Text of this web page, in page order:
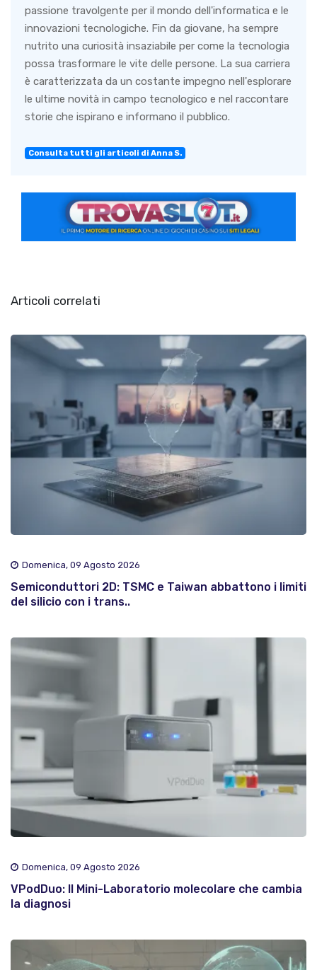
passione travolgente per il mondo dell'informatica e le
innovazioni tecnologiche. Fin da giovane, ha sempre
nutrito una curiosità insaziabile per come la tecnologia
possa trasformare le vite delle persone. La sua carriera
è caratterizzata da un costante impegno nell'esplorare
le ultime novità in campo tecnologico e nel raccontare
storie che ispirano e informano il pubblico.
Consulta tutti gli articoli di Anna S.
Articoli correlati
Domenica, 09 Agosto 2026
Semiconduttori 2D: TSMC e Taiwan abbattono i limiti
del silicio con i trans..
Domenica, 09 Agosto 2026
VPodDuo: Il Mini-Laboratorio molecolare che cambia
la diagnosi